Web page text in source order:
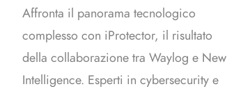
Affronta il panorama tecnologico
complesso con iProtector, il risultato
della collaborazione tra Waylog e New
Intelligence. Esperti in cybersecurity e